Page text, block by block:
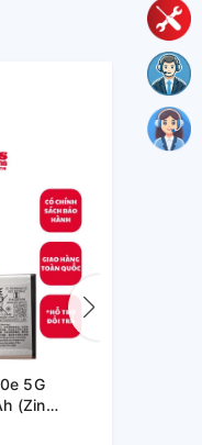
5G